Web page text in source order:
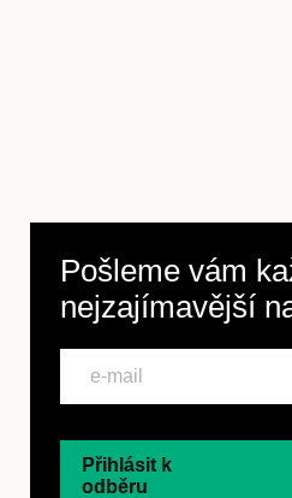
Pošleme vám
nejzajímavější
Přihlásit k
odběru